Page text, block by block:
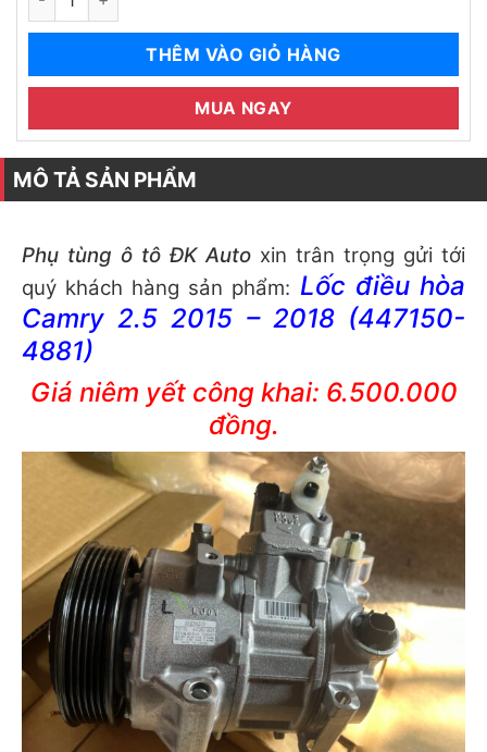
THÊM VÀO GIỎ HÀNG
MUA NGAY
MÔ TẢ SẢN PHẨM
Phụ tùng ô tô ĐK Auto xin trân trọng gửi tới
quý khách hàng sản phẩm: Lốc điều hòa
Camry 2.5 2015 – 2018 (447150-
4881)
Giá niêm yết công khai: 6.500.000
đồng.